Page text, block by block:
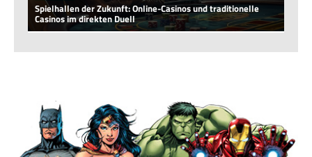
Spielhallen der Zukunft: Online-Casinos und traditionelle
Casinos im direkten Duell